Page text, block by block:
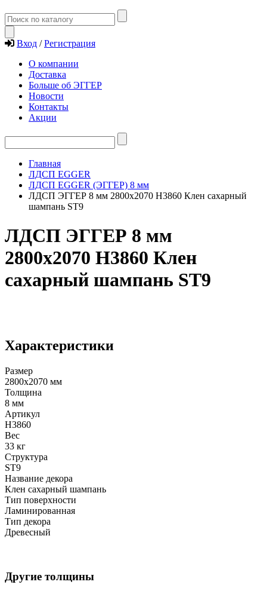
Вход / Регистрация
О компании
Доставка
Больше об ЭГГЕР
Новости
Контакты
Акции
Главная
ЛДСП EGGER
ЛДСП EGGER (ЭГГЕР) 8 мм
ЛДСП ЭГГЕР 8 мм 2800х2070 H3860 Клен сахарный
шампань ST9
ЛДСП ЭГГЕР 8 мм
2800х2070 H3860 Клен
сахарный шампань ST9
Характеристики
Размер
2800х2070 мм
Толщина
8 мм
Артикул
H3860
Вес
33 кг
Структура
ST9
Название декора
Клен сахарный шампань
Тип поверхности
Ламинированная
Тип декора
Древесный
Другие толщины